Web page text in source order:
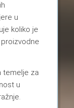
u
koliko je
temelje za
u